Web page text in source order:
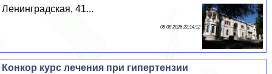
Ленинградская, 41...
05 08 2026 22:14:12
Конкор курс лечения при гипертензии